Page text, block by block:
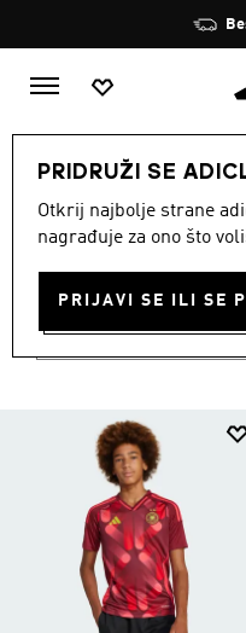
PRIDRUŽI SE
Otkrij najbolje strane
nagrađuje za ono što
SPORTOVI
Nogomet
Djeca · UEFA EURO
DJECA ·
Filtriraj